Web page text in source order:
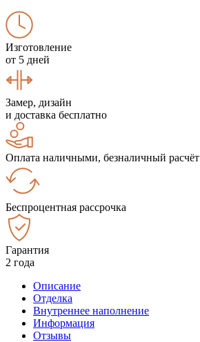
Изготовление
от 5 дней
Замер, дизайн
и доставка бесплатно
Оплата наличными, безналичный расчёт
Беспроцентная рассрочка
Гарантия
2 года
Описание
Отделка
Внутреннее наполнение
Информация
Отзывы